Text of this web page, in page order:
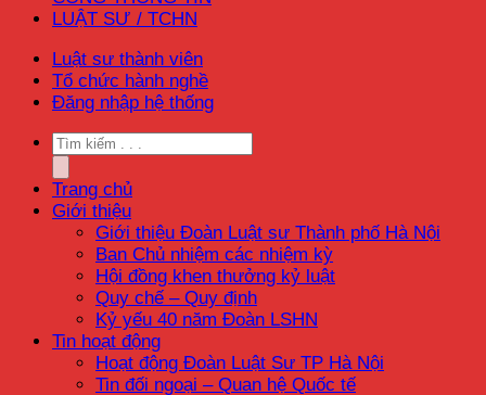
LUẬT SƯ / TCHN
Luật sư thành viên
Tổ chức hành nghề
Đăng nhập hệ thống
Trang chủ
Giới thiệu
Giới thiệu Đoàn Luật sư Thành phố Hà Nội
Ban Chủ nhiệm các nhiệm kỳ
Hội đồng khen thưởng kỷ luật
Quy chế – Quy định
Kỷ yếu 40 năm Đoàn LSHN
Tin hoạt động
Hoạt động Đoàn Luật Sư TP Hà Nội
Tin đối ngoại – Quan hệ Quốc tế